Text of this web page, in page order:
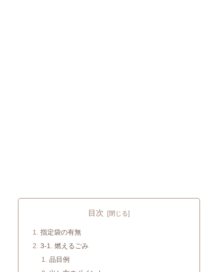
目次
指定袋の有無
3-1. 燃えるごみ
品目例